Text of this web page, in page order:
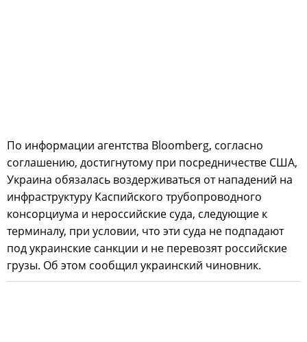
По информации агентства Bloomberg, согласно
соглашению, достигнутому при посредничестве США,
Украина обязалась воздерживаться от нападений на
инфраструктуру Каспийского трубопроводного
консорциума и нероссийские суда, следующие к
терминалу, при условии, что эти суда не подпадают
под украинские санкции и не перевозят российские
грузы. Об этом сообщил украинский чиновник.